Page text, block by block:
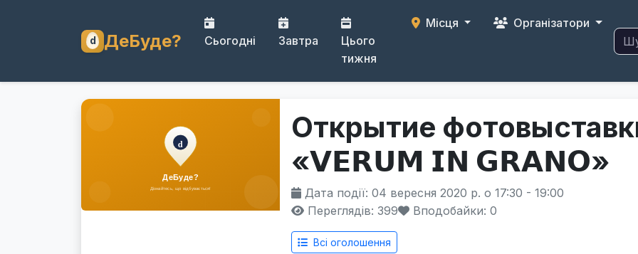
ДеБуде? Сьогодні Завтра
Цього
тижня
Місця Організатори
Открытие
«𝗩𝗘𝗥𝗨𝗠 𝗜𝗡 𝗚𝗥𝗔𝗡𝗢»
Дата події: 04 вересня 2020 р. о 17:30 - 19:00
Переглядів: 399
Вподобайки: 0
Всі оголошення